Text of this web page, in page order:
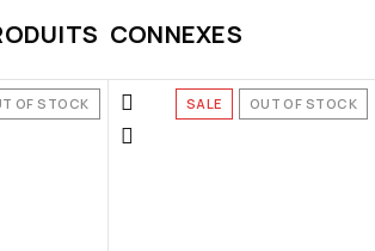
CONNEXES
OF STOCK SALE OUT OF STOCK